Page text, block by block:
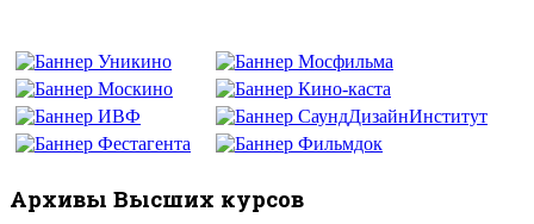
Архивы Высших курсов